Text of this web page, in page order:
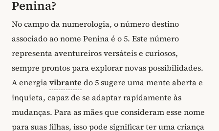
Penina?
No campo da numerologia, o número destino
associado ao nome Penina é o 5. Este número
representa aventureiros versáteis e curiosos,
sempre prontos para explorar novas possibilidades.
A energiavibrante do 5 sugere uma mente aberta e
inquieta, capaz de se adaptar rapidamente às
mudanças. Para as mães que consideram esse nome
para suas filhas, isso pode significar ter uma criança